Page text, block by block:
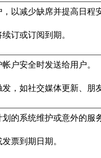
以减少缺席并提高日程
订或订阅到期。
户安全时发送给用户。
，如社交媒体更新、朋
的系统维护或意外的服
票到期日期。